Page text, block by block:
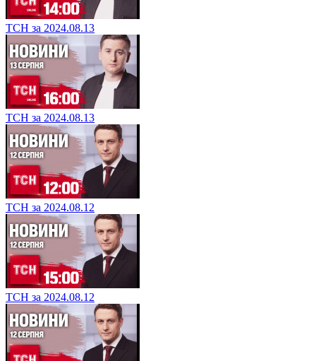
ТСН за 2024.08.13
ТСН за 2024.08.13
ТСН за 2024.08.12
ТСН за 2024.08.12